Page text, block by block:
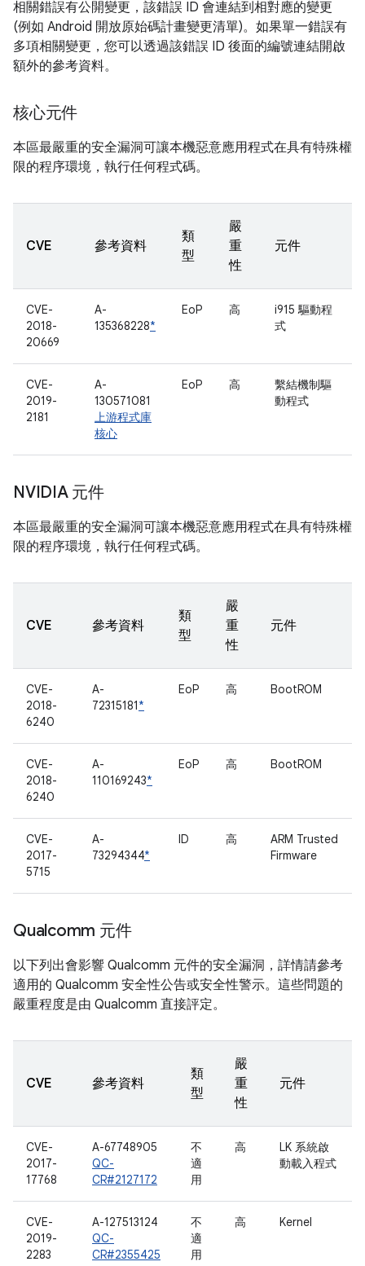
相關錯誤有公開變更，該錯誤 ID 會連結到相對應的變更
(例如 Android 開放原始碼計畫變更清單)。如果單一錯誤有
多項相關變更，您可以透過該錯誤 ID 後面的編號連結開啟
額外的參考資料。
核心元件
本區最嚴重的安全漏洞可讓本機惡意應用程式在具有特殊權
限的程序環境，執行任何程式碼。
CVE 參考資料
類
型
嚴
重
性
元件
CVE-
2018-
20669
A-
135368228*
EoP 高
i915 驅動程
式
CVE-
2019-
2181
A-
130571081
上游程式庫
核心
EoP 高
繫結機制驅
動程式
NVIDIA 元件
本區最嚴重的安全漏洞可讓本機惡意應用程式在具有特殊權
限的程序環境，執行任何程式碼。
CVE 參考資料
類
型
嚴
重
性
元件
CVE-
2018-
6240
A-
72315181*
EoP 高 BootROM
CVE-
2018-
6240
A-
110169243*
EoP 高 BootROM
CVE-
2017-
5715
A-
73294344*
ID 高
ARM Trusted
Firmware
Qualcomm 元件
以下列出會影響 Qualcomm 元件的安全漏洞，詳情請參考
適用的 Qualcomm 安全性公告或安全性警示。這些問題的
嚴重程度是由 Qualcomm 直接評定。
CVE 參考資料
類
型
嚴
重
性
元件
CVE-
2017-
17768
A-67748905
QC-
CR#2127172
不
適
用
高
LK 系統啟
動載入程式
CVE-
2019-
2283
A-127513124
QC-
CR#2355425
不
適
用
高 Kernel